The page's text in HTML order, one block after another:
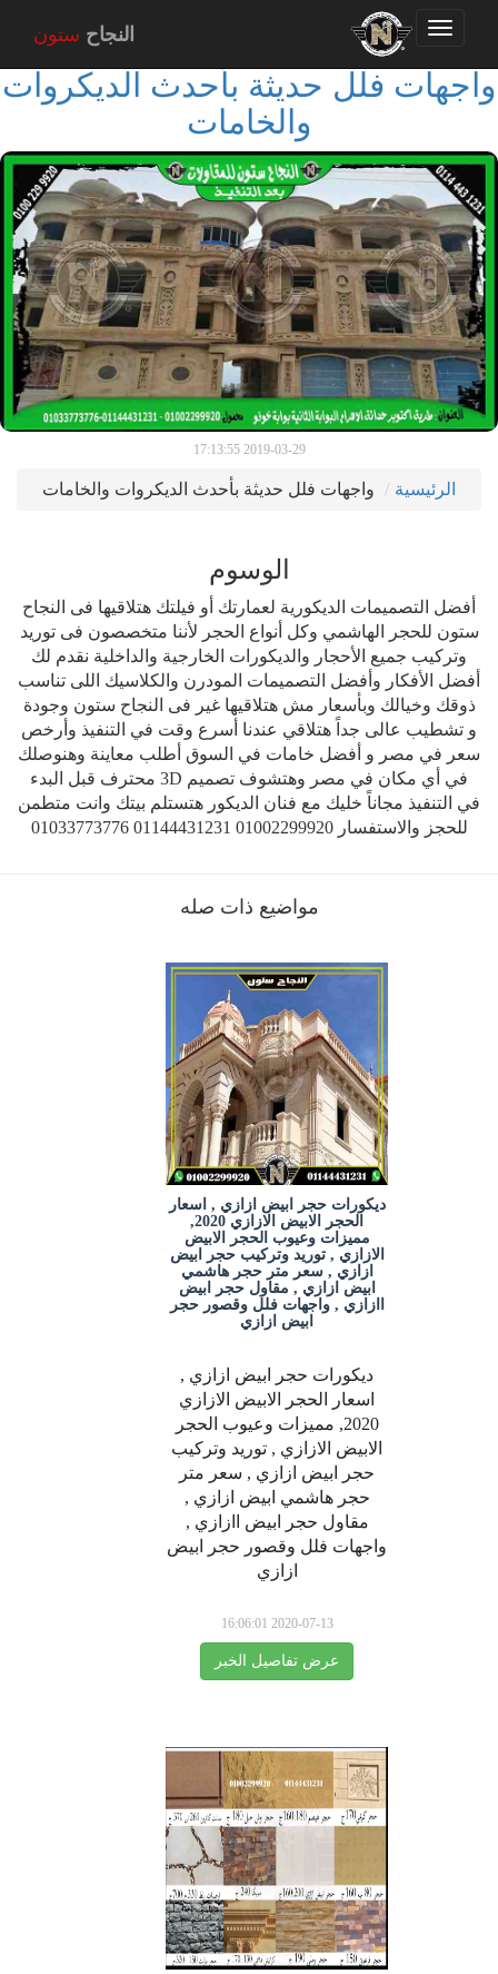
Toggle
navigation
النجاح ستون
واجهات فلل حديثة بأحدث الديكروات
والخامات
2019-03-29 17:13:55
الرئيسية واجهات فلل حديثة بأحدث الديكروات والخامات
الوسوم
أفضل التصميمات الديكورية لعمارتك أو فيلتك هتلاقيها فى النجاح
ستون للحجر الهاشمي وكل أنواع الحجر لأننا متخصصون فى توريد
وتركيب جميع الأحجار والديكورات الخارجية والداخلية نقدم لك
أفضل الأفكار وأفضل التصميمات المودرن والكلاسيك اللى تناسب
ذوقك وخيالك وبأسعار مش هتلاقيها غير فى النجاح ستون وجودة
و تشطيب عالى جداً هتلاقي عندنا أسرع وقت في التنفيذ وأرخص
سعر في مصر و أفضل خامات في السوق أطلب معاينة وهنوصلك
في أي مكان في مصر وهتشوف تصميم 3D محترف قبل البدء
في التنفيذ مجاناً خليك مع فنان الديكور هتستلم بيتك وانت متطمن
للحجز والاستفسار 01002299920 01144431231 01033773776
مواضيع ذات صله
ديكورات حجر ابيض ازازي , اسعار
الحجر الابيض الازازي 2020,
مميزات وعيوب الحجر الابيض
الازازي , توريد وتركيب حجر ابيض
ازازي , سعر متر حجر هاشمي
ابيض ازازي , مقاول حجر ابيض
اازازي , واجهات فلل وقصور حجر
ابيض ازازي
ديكورات حجر ابيض ازازي ,
اسعار الحجر الابيض الازازي
2020, مميزات وعيوب الحجر
الابيض الازازي , توريد وتركيب
حجر ابيض ازازي , سعر متر
حجر هاشمي ابيض ازازي ,
مقاول حجر ابيض اازازي ,
واجهات فلل وقصور حجر ابيض
ازازي
2020-07-13 16:06:01
عرض تفاصيل الخبر